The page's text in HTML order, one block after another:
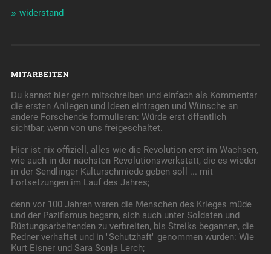
widerstand
MITARBEITEN
Du kannst hier gern mitschreiben und einfach als Kommentar
die ersten Anliegen und Ideen eintragen und Wünsche an
andere Forschende formulieren: Würde erst öffentlich
sichtbar, wenn von uns freigeschaltet.
Hier ist nix offiziell, alles wie die Revolution erst im Wachsen,
wie auch in der nächsten Revolutionswerkstatt, die es wieder
in der Sendlinger Kulturschmiede geben soll ... mit
Fortsetzungen im Lauf des Jahres;
denn vor 100 Jahren waren die Menschen des Krieges müde
und der Pazifismus begann, sich auch unter Soldaten und
Rüstungsarbeitenden zu verbreiten, bis Streiks begannen, die
Redner verhaftet und in "Schutzhaft" genommen wurden: Wie
Kurt Eisner und Sara Sonja Lerch;